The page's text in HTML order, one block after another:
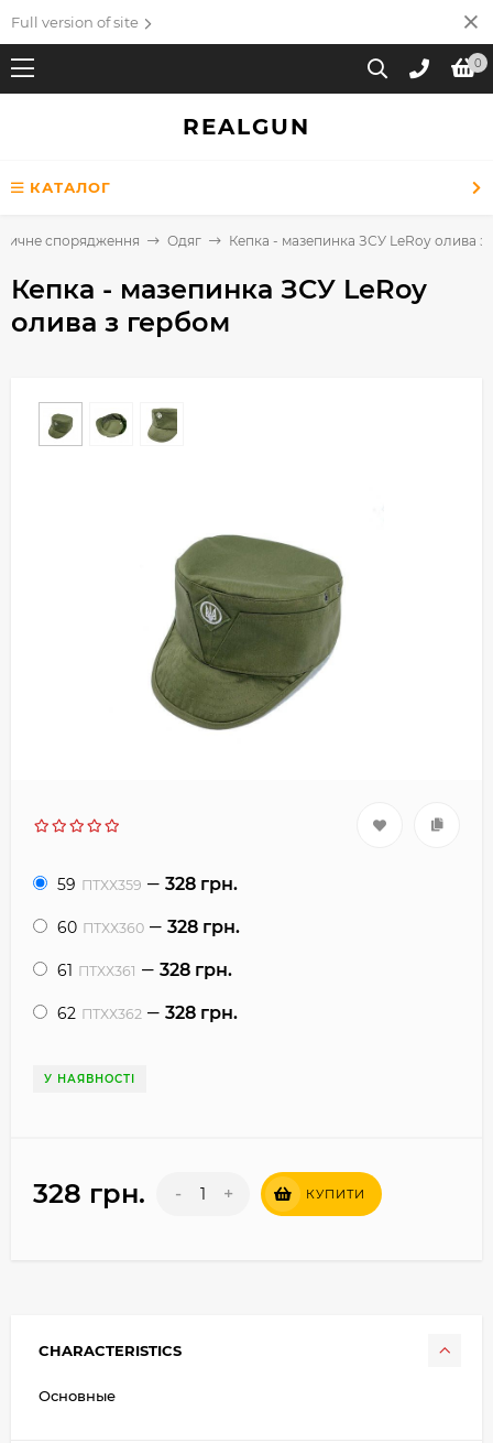
Full version of site
0
REALGUN
КАТАЛОГ
спорядження Одяг Кепка - мазепинка ЗСУ LeRoy олива з
Кепка - мазепинка ЗСУ LeRoy
олива з гербом
59 ПТХХ359 328 грн.
60 ПТХХ360 328 грн.
61 ПТХХ361 328 грн.
62 ПТХХ362 328 грн.
У НАЯВНОСТІ
328 грн. - + КУПИТИ
CHARACTERISTICS
Основные